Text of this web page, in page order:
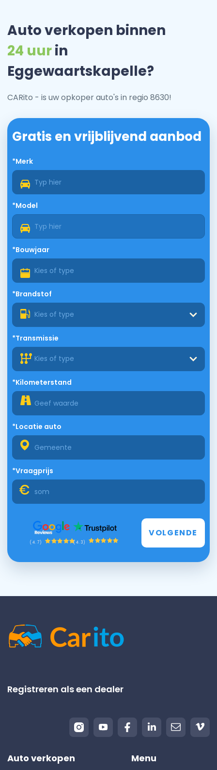
Auto verkopen binnen
24 uurin
Eggewaartskapelle?
CARito - is uw opkoper auto's in regio 8630!
Gratis en vrijblijvend aanbod
*Merk
*Model
*Bouwjaar
*Brandstof
Kies of type
*Transmissie
Kies of type
*Kilometerstand
*Locatie auto
*Vraagprijs
(4.7) (4.3)
VOLGENDE
Registreren als een dealer
Auto verkopen Menu